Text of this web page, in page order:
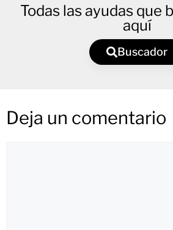
Todas las ayudas que
aquí
Buscador
Deja un comentario